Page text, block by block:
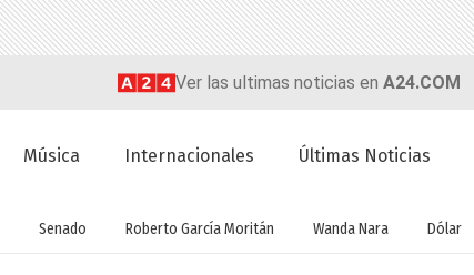
Ver las ultimas noticias en A24.COM
Música Internacionales Últimas Noticias
Senado Roberto García Moritán Wanda Nara Dólar